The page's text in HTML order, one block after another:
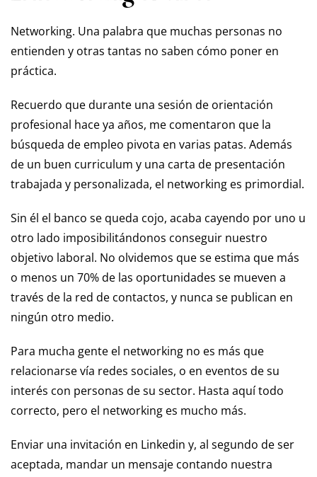
Networking. Una palabra que muchas personas no
entienden y otras tantas no saben cómo poner en
práctica.
Recuerdo que durante una sesión de orientación
profesional hace ya años, me comentaron que la
búsqueda de empleo pivota en varias patas. Además
de un buen curriculum y una carta de presentación
trabajada y personalizada, el networking es primordial.
Sin él el banco se queda cojo, acaba cayendo por uno u
otro lado imposibilitándonos conseguir nuestro
objetivo laboral. No olvidemos que se estima que más
o menos un 70% de las oportunidades se mueven a
través de la red de contactos, y nunca se publican en
ningún otro medio.
Para mucha gente el networking no es más que
relacionarse vía redes sociales, o en eventos de su
interés con personas de su sector. Hasta aquí todo
correcto, pero el networking es mucho más.
Enviar una invitación en Linkedin y, al segundo de ser
aceptada, mandar un mensaje contando nuestra